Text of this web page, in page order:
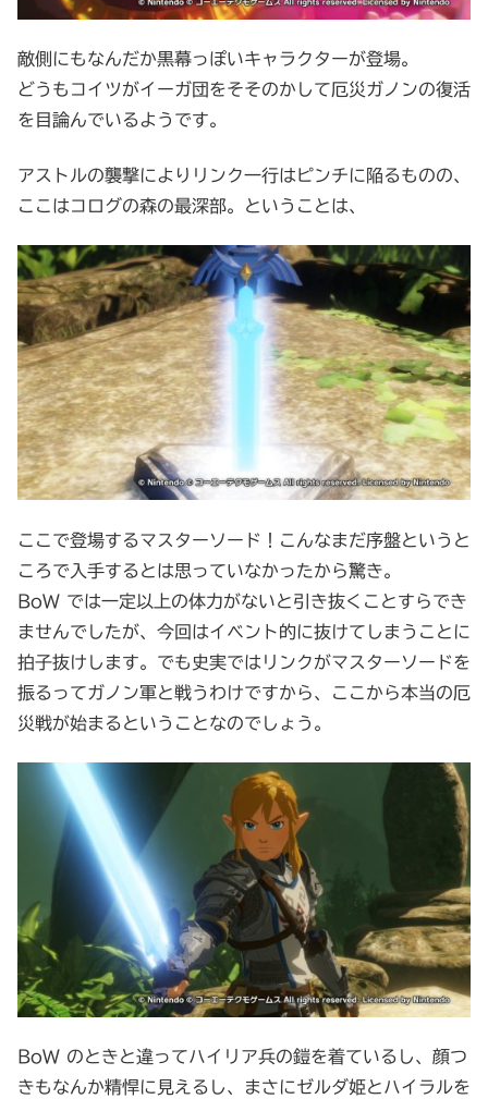
敵側にもなんだか黒幕っぽいキャラクターが登場。
どうもコイツがイーガ団をそそのかして厄災ガノンの復活
を目論んでいるようです。
アストルの襲撃によりリンク一行はピンチに陥るものの、
ここはコログの森の最深部。ということは、
ここで登場するマスターソード！こんなまだ序盤というと
ころで入手するとは思っていなかったから驚き。
BoW では一定以上の体力がないと引き抜くことすらでき
ませんでしたが、今回はイベント的に抜けてしまうことに
拍子抜けします。でも史実ではリンクがマスターソードを
振るってガノン軍と戦うわけですから、ここから本当の厄
災戦が始まるということなのでしょう。
BoW のときと違ってハイリア兵の鎧を着ているし、顔つ
きもなんか精悍に見えるし、まさにゼルダ姫とハイラルを